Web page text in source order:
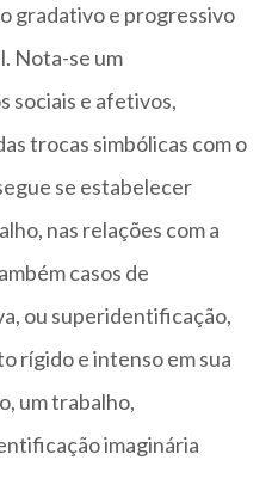
gradativo e progressivo
Nota-se um
sociais e afetivos,
trocas simbólicas com o
se estabelecer
nas relações com a
casos de
ou superidentificação,
rígido e intenso em sua
um trabalho,
imaginária